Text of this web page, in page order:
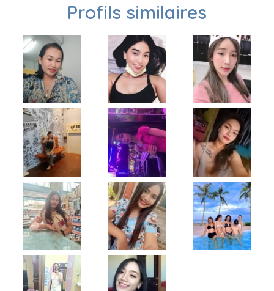
Profils similaires